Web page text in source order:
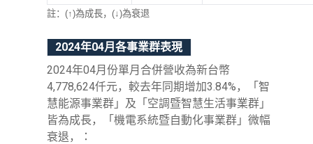
註：(↑)為成長，(↓)為衰退
2024年04月各事業群表現
2024年04月份單月合併營收為新台幣
4,778,624仟元，較去年同期增加3.84% ，
「智
慧能源事業群」及「空調暨智慧生活事業群」
皆為成長，
「機電系統暨自動化事業群」微幅
衰退 ，
：